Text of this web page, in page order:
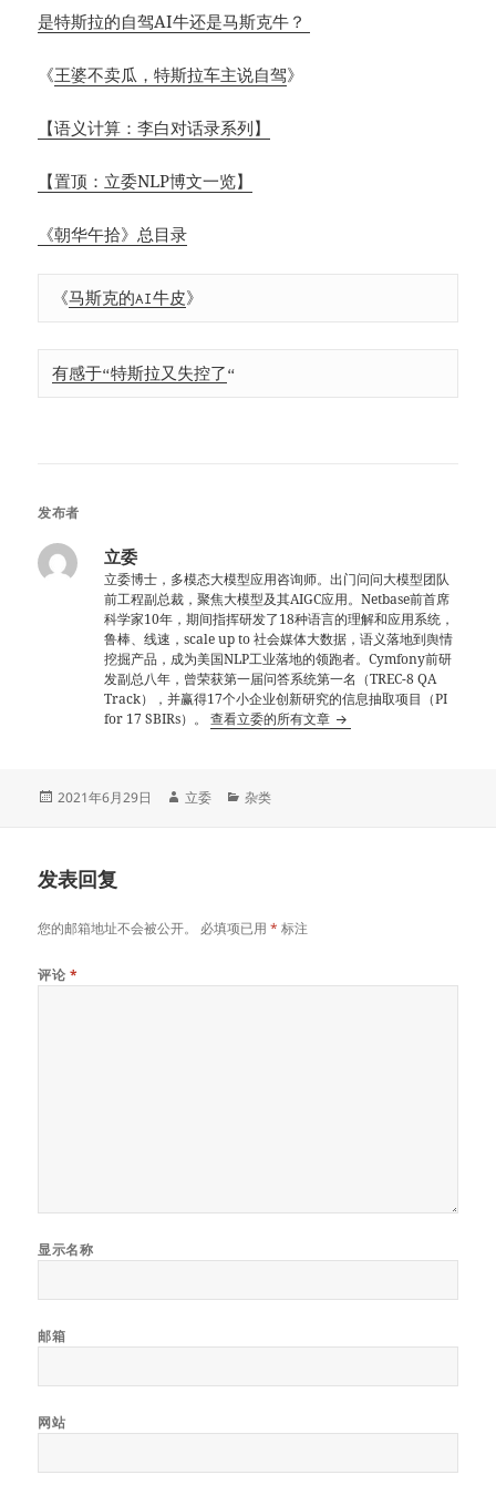
是特斯拉的自驾AI牛还是马斯克牛？
《王婆不卖瓜，特斯拉车主说自驾》
【语义计算：李白对话录系列】
【置顶：立委NLP博文一览】
《朝华午拾》总目录
《马斯克的AI牛皮》
有感于“特斯拉又失控了“
发布者
立委
立委博士，多模态大模型应用咨询师。出门问问大模型团队
前工程副总裁，聚焦大模型及其AIGC应用。Netbase前首席
科学家10年，期间指挥研发了18种语言的理解和应用系统，
鲁棒、线速，scale up to 社会媒体大数据，语义落地到舆情
挖掘产品，成为美国NLP工业落地的领跑者。Cymfony前研
发副总八年，曾荣获第一届问答系统第一名（TREC-8 QA
Track），并赢得17个小企业创新研究的信息抽取项目（PI
for 17 SBIRs）。查看立委的所有文章
发
2021年6月29日
作
立委
分
杂类
发表回复
您的邮箱地址不会被公开。 必填项已用* 标注
评论 *
显示名称
邮箱
网站